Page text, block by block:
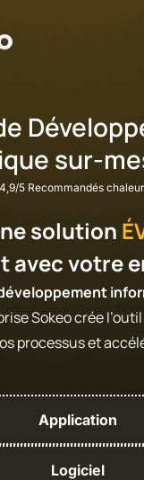
sur-
4,9/5 Recommandés
solution
avec votre
Sokeo crée
processus et
Application
Logiciel